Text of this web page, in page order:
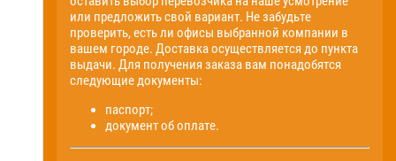
или предложить свой вариант. Не забудьте
проверить, есть ли офисы выбранной компании в
вашем городе. Доставка осуществляется до пункта
выдачи. Для получения заказа вам понадобятся
следующие документы:
паспорт;
документ об оплате.